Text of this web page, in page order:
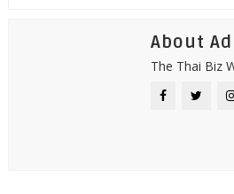
About
The Thai Biz